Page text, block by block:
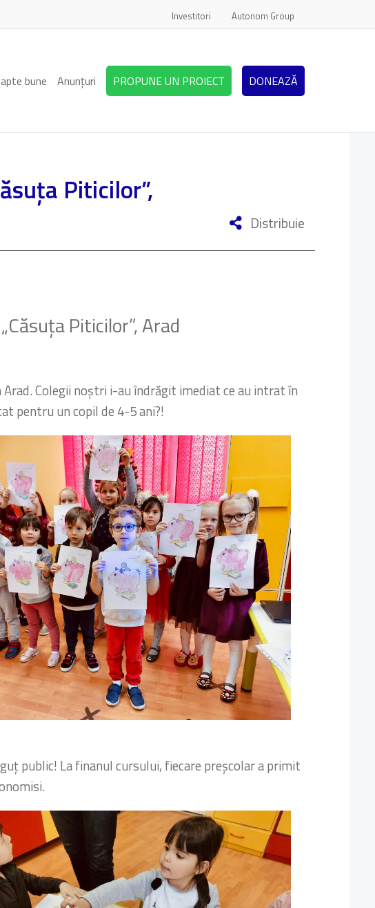
Investitori Autonom Group
bune Anunțuri PROPUNE UN PROIECT DONEAZĂ
Piticilor”,
Distribuie
Piticilor”, Arad
Arad. Colegii noștri i-au îndrăgit imediat ce au intrat în
pentru un copil de 4-5 ani?!
public! La finanul cursului, fiecare preșcolar a primit